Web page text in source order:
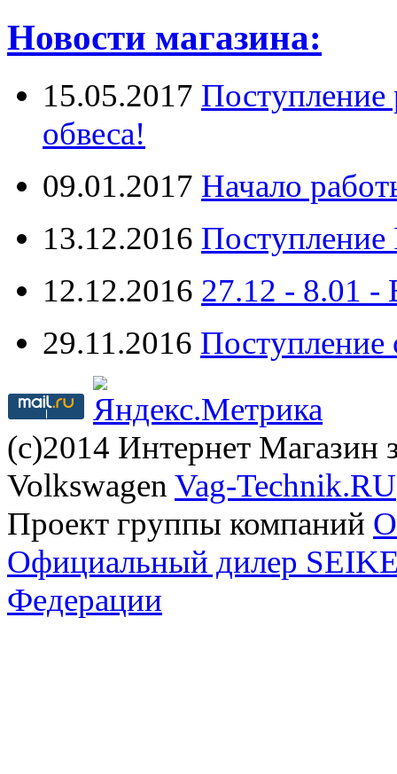
Новости магазина:
15.05.2017 Поступление
обвеса!
09.01.2017 Начало
13.12.2016 Поступление
12.12.2016 27.12 -
29.11.2016 Поступление
(с)2014 Интернет Магазин
Volkswagen Vag-Technik.RU
Проект группы компаний
Официальный дилер
Федерации